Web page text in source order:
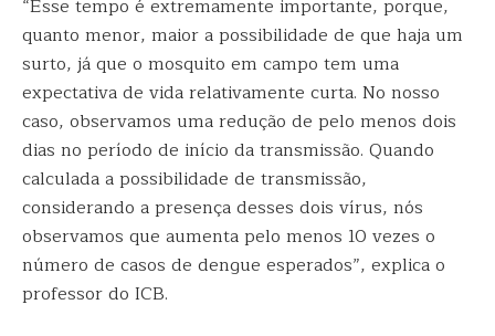
“Esse tempo é extremamente importante, porque,
quanto menor, maior a possibilidade de que haja um
surto, já que o mosquito em campo tem uma
expectativa de vida relativamente curta. No nosso
caso, observamos uma redução de pelo menos dois
dias no período de início da transmissão. Quando
calculada a possibilidade de transmissão,
considerando a presença desses dois vírus, nós
observamos que aumenta pelo menos 10 vezes o
número de casos de dengue esperados”, explica o
professor do ICB.